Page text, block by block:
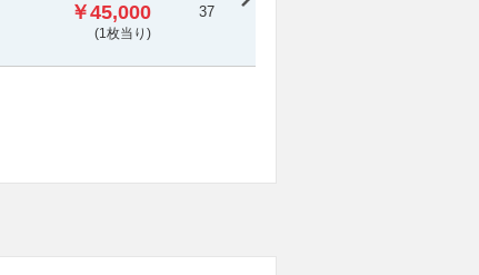
￥45,000
(1枚当り)
37